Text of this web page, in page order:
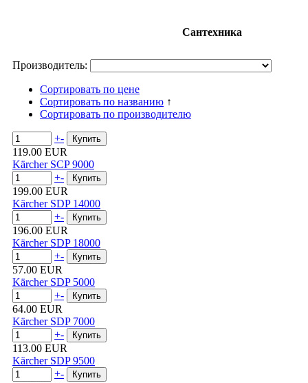
Сантехника
Производитель:
Сортировать по цене
Сортировать по названию ↑
Сортировать по производителю
+-
119.00 EUR
Kärcher SCP 9000
+-
199.00 EUR
Kärcher SDP 14000
+-
196.00 EUR
Kärcher SDP 18000
+-
57.00 EUR
Kärcher SDP 5000
+-
64.00 EUR
Kärcher SDP 7000
+-
113.00 EUR
Kärcher SDP 9500
+-